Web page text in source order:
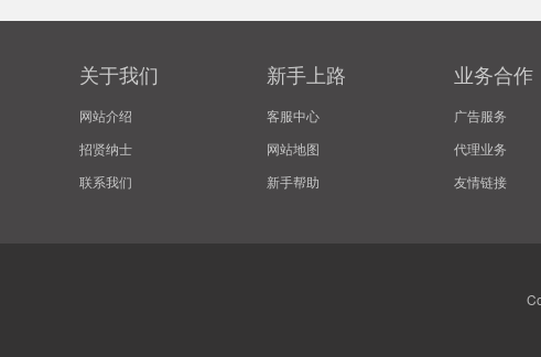
关于我们
网站介绍
招贤纳士
联系我们
新手上路
客服中心
网站地图
新手帮助
业务合作
广告服务
代理业务
友情链接